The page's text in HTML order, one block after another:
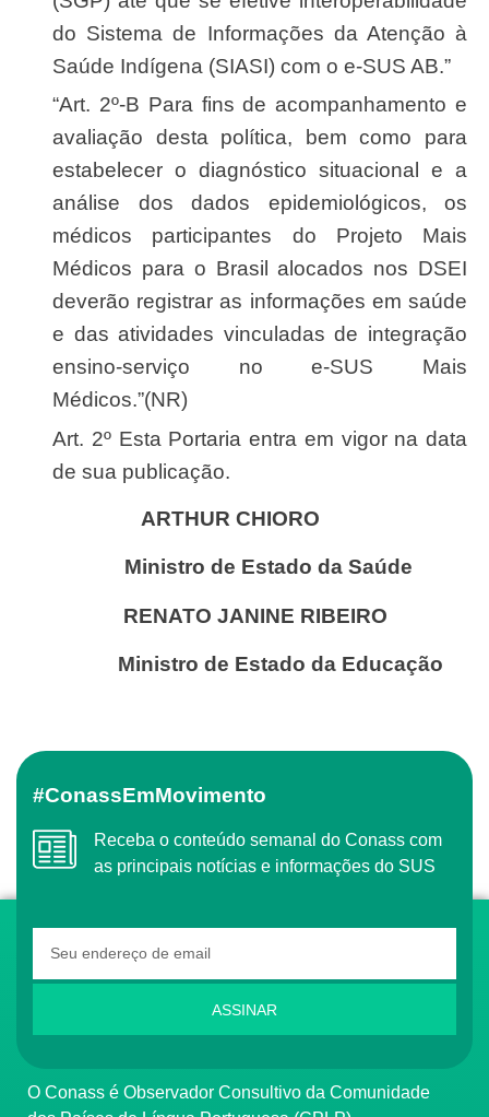
do Sistema de Informações da Atenção à
Saúde Indígena (SIASI) com o e-SUS AB.”
“Art. 2º-B Para fins de acompanhamento e
avaliação desta política, bem como para
estabelecer o diagnóstico situacional e a
análise dos dados epidemiológicos, os
médicos participantes do Projeto Mais
Médicos para o Brasil alocados nos DSEI
deverão registrar as informações em saúde
e das atividades vinculadas de integração
ensino-serviço no e-SUS Mais
Médicos.”(NR)
Art. 2º Esta Portaria entra em vigor na data
de sua publicação.
ARTHUR CHIORO
Ministro de Estado da Saúde
RENATO JANINE RIBEIRO
Ministro de Estado da Educação
#ConassEmMovimento
Receba o conteúdo semanal do Conass com
as principais notícias e informações do SUS
ASSINAR
O Conass é Observador Consultivo da Comunidade